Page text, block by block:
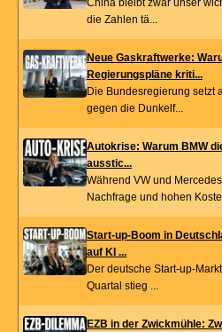
China bleibt zwar unser
die Zahlen tä...
Neue Gaskraftwerke:
Regierungspläne kriti...
Die Bundesregierung setzt
gegen die Dunkelf...
Autokrise: Warum BMW
ausstic...
Während VW und
Nachfrage und hohen
Start-up-Boom in
auf KI ...
Der deutsche Start-up-
Quartal stieg ...
EZB in der Zwickmühle: